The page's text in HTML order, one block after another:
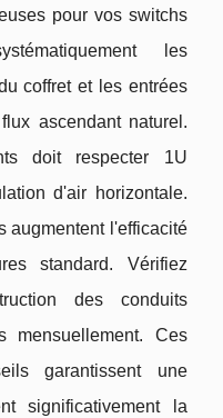
pour vos switchs
les
coffret et les entrées
ascendant naturel.
doit respecter 1U
d'air horizontale.
augmentent l'efficacité
standard. Vérifiez
des conduits
mensuellement. Ces
garantissent une
significativement la